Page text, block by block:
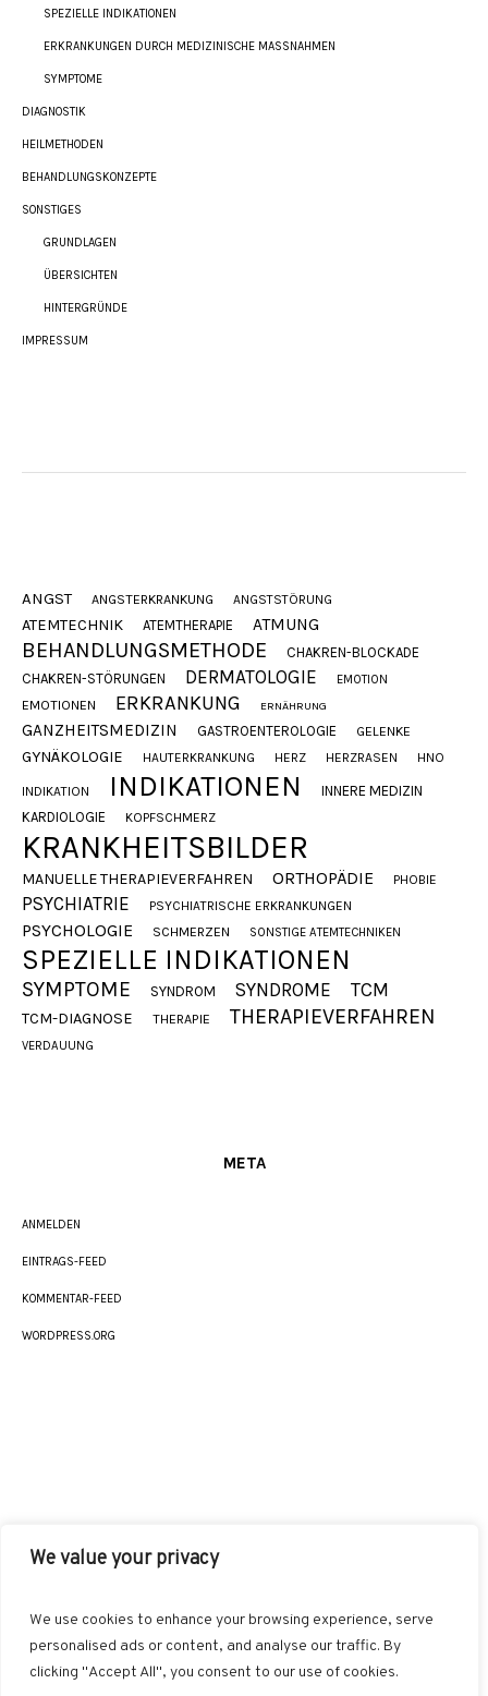
We value your privacy
We use cookies to enhance your browsing experience, serve
personalised ads or content, and analyse our traffic. By
clicking "Accept All", you consent to our use of cookies.
SPEZIELLE INDIKATIONEN
ERKRANKUNGEN DURCH MEDIZINISCHE MASSNAHMEN
SYMPTOME
DIAGNOSTIK
HEILMETHODEN
BEHANDLUNGSKONZEPTE
SONSTIGES
GRUNDLAGEN
ÜBERSICHTEN
HINTERGRÜNDE
IMPRESSUM
ANGST ANGSTERKRANKUNG ANGSTSTÖRUNG
ATEMTECHNIK ATEMTHERAPIE ATMUNG
BEHANDLUNGSMETHODE
CHAKREN-BLOCKADE
CHAKREN-STÖRUNGEN
DERMATOLOGIE EMOTION
EMOTIONEN ERKRANKUNG ERNÄHRUNG
GANZHEITSMEDIZIN GASTROENTEROLOGIE GELENKE
GYNÄKOLOGIE HAUTERKRANKUNG HERZ HERZRASEN HNO
INDIKATION INDIKATIONEN
INNERE MEDIZIN
KARDIOLOGIE
KOPFSCHMERZ
KRANKHEITSBILDER
MANUELLE THERAPIEVERFAHREN ORTHOPÄDIE PHOBIE
PSYCHIATRIE PSYCHIATRISCHE ERKRANKUNGEN
PSYCHOLOGIE SCHMERZEN SONSTIGE ATEMTECHNIKEN
SPEZIELLE INDIKATIONEN
SYMPTOME SYNDROM SYNDROME TCM
TCM-DIAGNOSE THERAPIE THERAPIEVERFAHREN
VERDAUUNG
META
ANMELDEN
EINTRAGS-FEED
KOMMENTAR-FEED
WORDPRESS.ORG
AKUT INDIKATIONEN
HEILMETHODEN
BEHANDLUNGSKONZEPTE
SONSTIGES